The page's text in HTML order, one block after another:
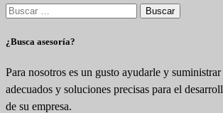
Buscar:
¿Busca asesoría?
Para nosotros es un gusto ayudarle y
adecuados y soluciones precisas para el
de su empresa.